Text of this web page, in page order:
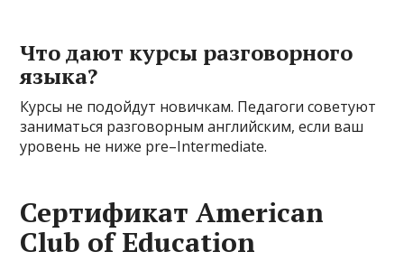
Что дают курсы разговорного
языка?
Курсы не подойдут новичкам. Педагоги советуют
заниматься разговорным английским, если ваш
уровень не ниже pre–Intermediate.
Сертификат American
Club of Education